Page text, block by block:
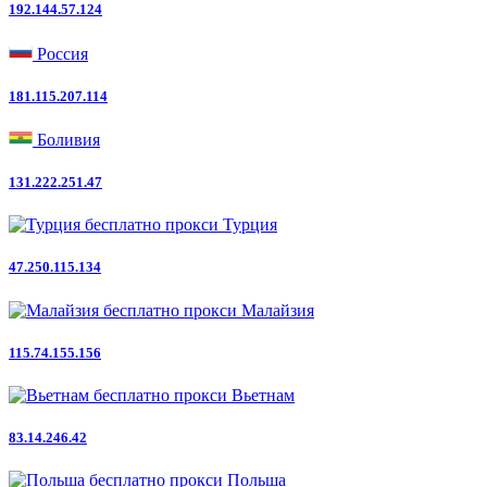
192.144.57.124
Россия
181.115.207.114
Боливия
131.222.251.47
Турция
47.250.115.134
Малайзия
115.74.155.156
Вьетнам
83.14.246.42
Польша